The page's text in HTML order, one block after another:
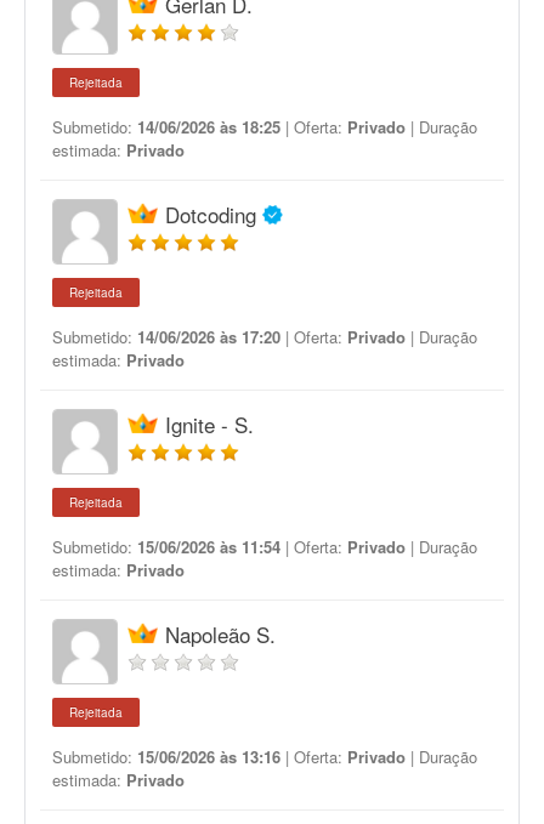
Rejeitada
Submetido: 14/06/2026 às 18:25 | Oferta: Privado | Duração
estimada: Privado
Dotcoding
Rejeitada
Submetido: 14/06/2026 às 17:20 | Oferta: Privado | Duração
estimada: Privado
Ignite - S.
Rejeitada
Submetido: 15/06/2026 às 11:54 | Oferta: Privado | Duração
estimada: Privado
Napoleão S.
Rejeitada
Submetido: 15/06/2026 às 13:16 | Oferta: Privado | Duração
estimada: Privado